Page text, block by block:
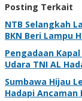
Posting Terkait
NTB Selangkah
BKN Beri Lampu
Pengadaan
Udara TNI AL
Sumbawa Hijau
Hadapi Ancaman